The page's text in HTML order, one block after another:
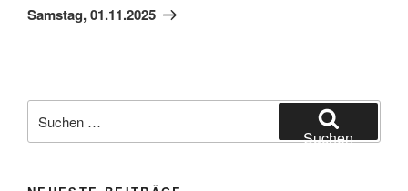
Beitrag
Samstag, 01.11.2025
nach:
Suchen